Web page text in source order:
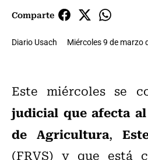
Comparte
Diario Usach Miércoles 9 de marzo
Este miércoles se
judicial que afecta
de Agricultura,
(FRVS) y que está